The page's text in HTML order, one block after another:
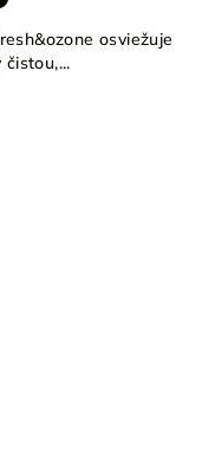
osviežuje